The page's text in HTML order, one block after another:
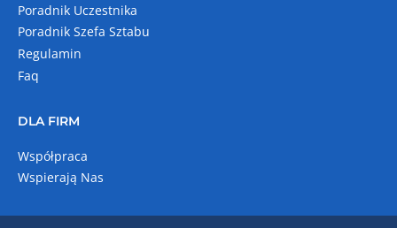
Poradnik Uczestnika
Poradnik Szefa Sztabu
Regulamin
Faq
DLA FIRM
Współpraca
Wspierają Nas